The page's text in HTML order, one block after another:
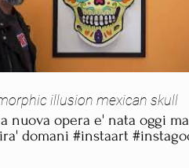
anamorphic illusion mexican skull
nuova opera e' nata oggi ma
#instaart #instagood